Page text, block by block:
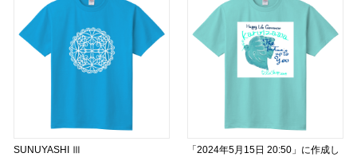
SUNUYASHI Ⅲ
「2024年5月15日 20:50」に作成し